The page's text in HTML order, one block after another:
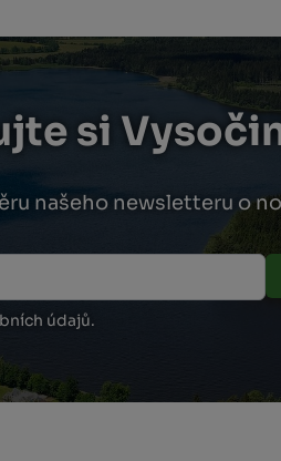
si
našeho newsletteru o
údajů.